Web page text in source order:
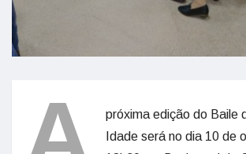
próxima edição do Baile
Idade será no dia 10 de